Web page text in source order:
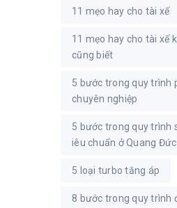
11 mẹo hay cho tài xế
11 mẹo hay cho tài xế
cũng biết
5 bước trong quy trình
chuyên nghiệp
5 bước trong quy trình
iêu chuẩn ở Quang Đức
5 loại turbo tăng áp
8 bước trong quy trình